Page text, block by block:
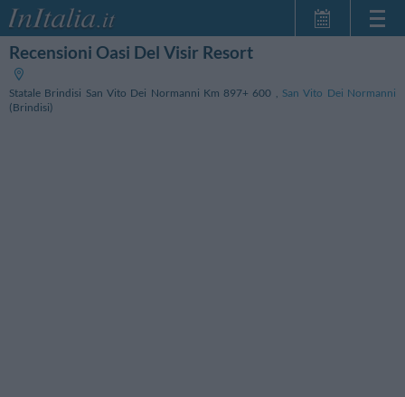
Recensioni Oasi Del Visir Resort
Statale Brindisi San Vito Dei Normanni Km 897+ 600 , San Vito Dei Normanni
(Brindisi)